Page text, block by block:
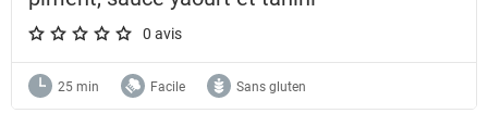
A star rating of 0 out of 5.
0 avis
25 min Facile Sans gluten